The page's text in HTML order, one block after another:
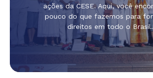
ações da CESE. Aqui, você
pouco do que fazemos para
direitos em todo o Brasil.